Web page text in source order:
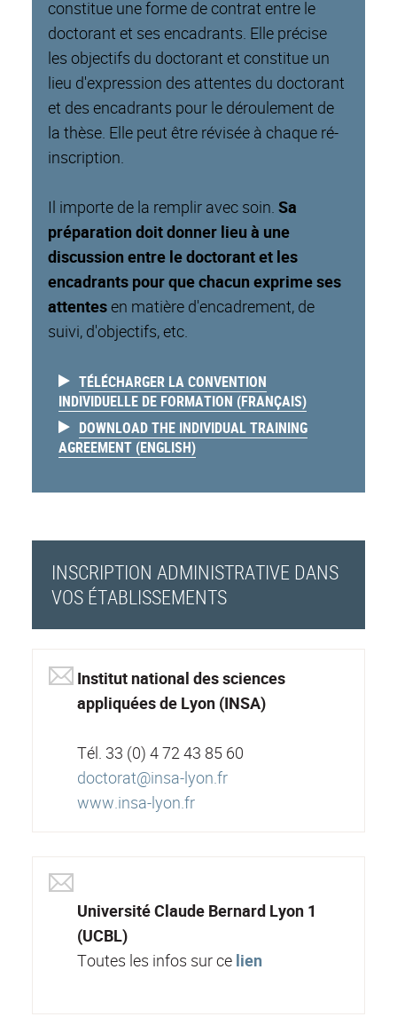
constitue une forme de contrat entre le
doctorant et ses encadrants. Elle précise
les objectifs du doctorant et constitue un
lieu d'expression des attentes du doctorant
et des encadrants pour le déroulement de
la thèse. Elle peut être révisée à chaque ré-
inscription.
Il importe de la remplir avec soin. Sa
préparation doit donner lieu à une
discussion entre le doctorant et les
encadrants pour que chacun exprime ses
attentesen matière d'encadrement, de
suivi, d'objectifs, etc.
TÉLÉCHARGER LA CONVENTION
INDIVIDUELLE DE FORMATION (FRANÇAIS)
DOWNLOAD THE INDIVIDUAL TRAINING
AGREEMENT (ENGLISH)
INSCRIPTION ADMINISTRATIVE DANS
VOS ÉTABLISSEMENTS
Institut national des sciences
appliquées de Lyon (INSA)
Tél. 33 (0) 4 72 43 85 60
doctorat@insa-lyon.fr
www.insa-lyon.fr
Université Claude Bernard Lyon 1
(UCBL)
Toutes les infos sur ce lien